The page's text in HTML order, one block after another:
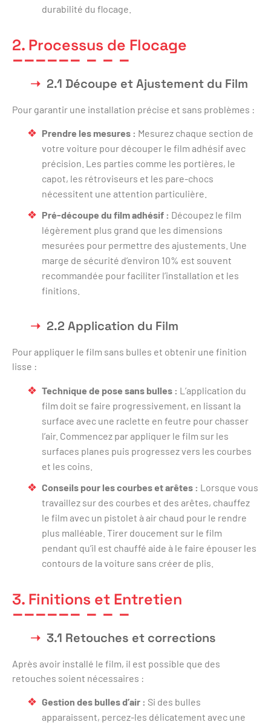
durabilité du flocage.
2. Processus de Flocage
2.1 Découpe et Ajustement du Film
Pour garantir une installation précise et sans problèmes :
Prendre les mesures : Mesurez chaque section de
votre voiture pour découper le film adhésif avec
précision. Les parties comme les portières, le
capot, les rétroviseurs et les pare-chocs
nécessitent une attention particulière.
Pré-découpe du film adhésif : Découpez le film
légèrement plus grand que les dimensions
mesurées pour permettre des ajustements. Une
marge de sécurité d’environ 10% est souvent
recommandée pour faciliter l’installation et les
finitions.
2.2 Application du Film
Pour appliquer le film sans bulles et obtenir une finition
lisse :
Technique de pose sans bulles : L’application du
film doit se faire progressivement, en lissant la
surface avec une raclette en feutre pour chasser
l’air. Commencez par appliquer le film sur les
surfaces planes puis progressez vers les courbes
et les coins.
Conseils pour les courbes et arêtes : Lorsque vous
travaillez sur des courbes et des arêtes, chauffez
le film avec un pistolet à air chaud pour le rendre
plus malléable. Tirer doucement sur le film
pendant qu’il est chauffé aide à le faire épouser les
contours de la voiture sans créer de plis.
3. Finitions et Entretien
3.1 Retouches et corrections
Après avoir installé le film, il est possible que des
retouches soient nécessaires :
Gestion des bulles d’air : Si des bulles
apparaissent, percez-les délicatement avec une